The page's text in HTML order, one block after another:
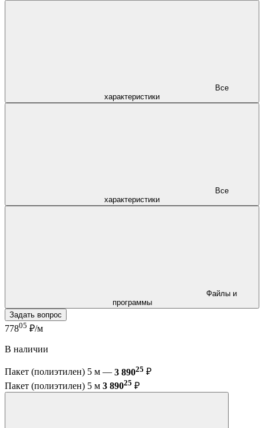
характеристики
характеристики
программы
Задать вопрос
77805 ₽/м
В наличии
Пакет (полиэтилен) 5 м — 3 89025 ₽
Пакет (полиэтилен) 5 м 3 89025 ₽